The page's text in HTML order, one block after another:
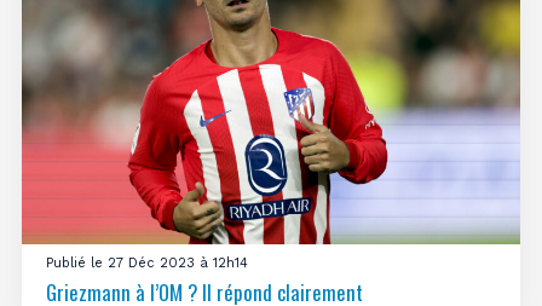
Publié le 27 Déc 2023 à 12h14
Griezmann à l’OM ? Il répond clairement